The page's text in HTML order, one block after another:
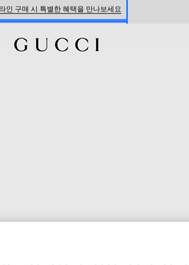
계 강남 팝업 스토어 예약하기 7/30-8/9